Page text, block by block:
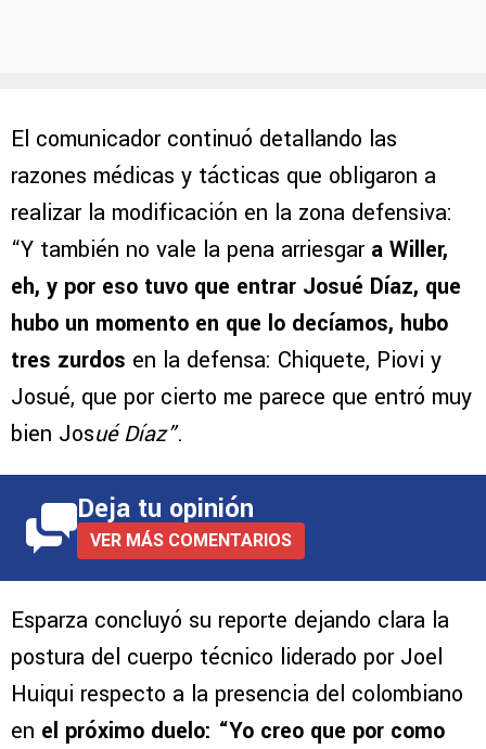
El comunicador continuó detallando las
razones médicas y tácticas que obligaron a
realizar la modificación en la zona defensiva:
“Y también no vale la pena arriesgar a Willer,
eh, y por eso tuvo que entrar Josué Díaz, que
hubo un momento en que lo decíamos, hubo
tres zurdos en la defensa: Chiquete, Piovi y
Josué, que por cierto me parece que entró muy
bien Josué Díaz”.
Deja tu opinión
VER MÁS COMENTARIOS
Esparza concluyó su reporte dejando clara la
postura del cuerpo técnico liderado por Joel
Huiqui respecto a la presencia del colombiano
en el próximo duelo: “Yo creo que por como